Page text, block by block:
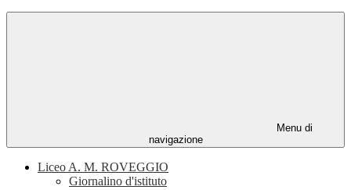
Menu di
navigazione
Liceo A. M. ROVEGGIO
Giornalino d'istituto